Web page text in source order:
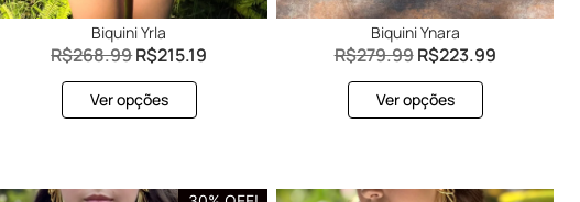
Biquini Yrla
R$268.99R$215.19
Ver opções
Biquini Ynara
R$279.99 R$223.99
Ver opções